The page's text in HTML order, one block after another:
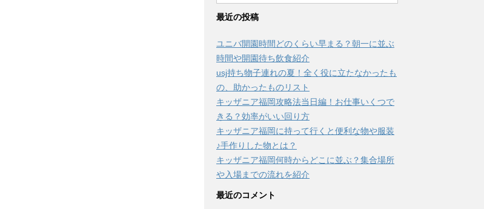
最近の投稿
ユニバ開園時間どのくらい早まる？朝一に並ぶ
時間や開園待ち飲食紹介
usj持ち物子連れの夏！全く役に立たなかったも
の、助かったものリスト
キッザニア福岡攻略法当日編！お仕事いくつで
きる？効率がいい回り方
キッザニア福岡に持って行くと便利な物や服装
♪手作りした物とは？
キッザニア福岡何時からどこに並ぶ？集合場所
や入場までの流れを紹介
最近のコメント